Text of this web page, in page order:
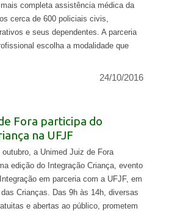
completa assistência médica da
cerca de 600 policiais civis,
e seus dependentes. A parceria
escolha a modalidade que
24/10/2016
Fora participa do
na UFJF
outubro, a Unimed Juiz de Fora
edição do Integração Criança, evento
em parceria com a UFJF, em
Crianças. Das 9h às 14h, diversas
e abertas ao público, prometem